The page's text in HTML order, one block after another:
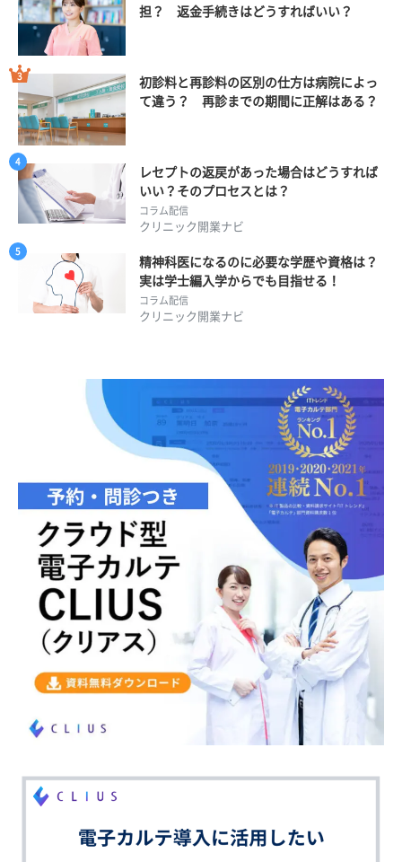
担？ 返金手続きはどうすればいい？
初診料と再診料の区別の仕方は病院によっ
て違う？ 再診までの期間に正解はある？
レセプトの返戻があった場合はどうすれば
いい？そのプロセスとは？
コラム配信
クリニック開業ナビ
精神科医になるのに必要な学歴や資格は？
実は学士編入学からでも目指せる！
コラム配信
クリニック開業ナビ